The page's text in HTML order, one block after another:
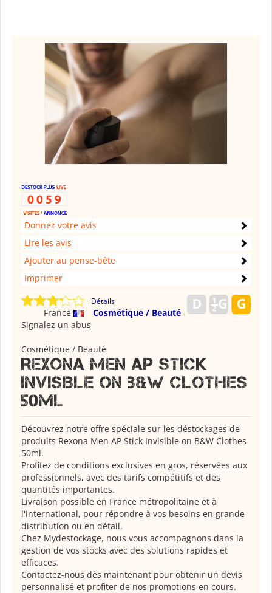
Donnez votre avis
Lire les avis
Ajouter au pense-bête
Imprimer
Détails
France
Cosmétique / Beauté
Signalez un abus
Cosmétique / Beauté
Rexona men ap stick
invisible on b&w clothes
50ml
Découvrez notre offre spéciale sur les déstockages de
produits Rexona Men AP Stick Invisible on B&W Clothes
50ml.
Profitez de conditions exclusives en gros, réservées aux
professionnels, avec des tarifs compétitifs et des
quantités importantes.
Livraison possible en France métropolitaine et à
l'international, pour répondre à vos besoins en grande
distribution ou en détail.
Chez Mydestockage, nous vous accompagnons dans la
gestion de vos stocks avec des solutions rapides et
efficaces.
Contactez-nous dès maintenant pour obtenir un devis
personnalisé et profiter de nos promotions en cours.